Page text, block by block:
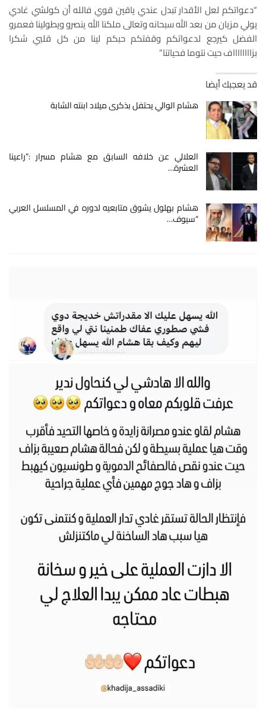
“دعواتكم لعل الأقدار تبدل عندي ياقين قوي فالله أن كولشي غادي
يولي مزيان من بعد الله سبحانه وتعالى ملكنا الله ينصرو ويطولينا فعمرو
الفضل كيرجع لدعواتكم وقفتكم حبكم لينا من كل قلبي شكرا
بزااااااااف حيت نتوما فحياتنا”
قد يعجبك أيضا
هشام الوالي يحتفل بذكرى ميلاد ابنته الشابة
العلالي عن خلافه السابق مع هشام مسرار :”راعينا
العشرة…
هشام بهلول يشوق متابعيه لدوره في المسلسل العربي
“سيوف…